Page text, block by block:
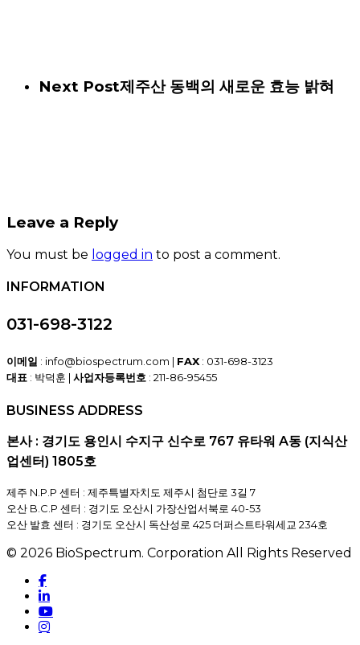
Next Post제주산 동백의 새로운 효능 밝혀
Leave a Reply
You must be logged in to post a comment.
INFORMATION
031-698-3122
이메일 : info@biospectrum.com | FAX: 031-698-3123
대표 : 박덕훈 | 사업자등록번호 : 211-86-95455
BUSINESS ADDRESS
본사 : 경기도 용인시 수지구 신수로 767 유타워 A동 (지식산
업센터) 1805호
제주 N.P.P 센터 : 제주특별자치도 제주시 첨단로 3길 7
오산 B.C.P 센터 : 경기도 오산시 가장산업서북로 40-53
오산 발효 센터 : 경기도 오산시 독산성로 425 더퍼스트타워세교 234호
© 2026 BioSpectrum. Corporation All Rights Reserved
facebook
linkedin
youtube
instagram